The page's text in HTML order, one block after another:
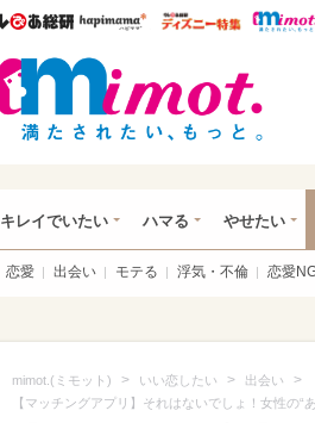
ウレぴあ総研ハピママ*
ウレぴ
キレイでいたい ハマる やせたい
恋愛 出会い モテる 浮気・不倫 恋愛
mimot.(ミモット) > いい恋したい > 出会い >
【マッチングアプリ】それはないでしょ！女性の